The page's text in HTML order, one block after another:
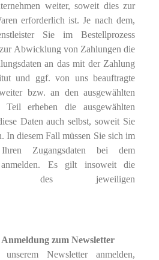
weiter, soweit dies zur
erforderlich ist. Je nach dem,
Sie im Bestellprozess
Abwicklung von Zahlungen die
an das mit der Zahlung
und ggf. von uns beauftragte
bzw. an den ausgewählten
Teil erheben die ausgewählten
Daten auch selbst, soweit Sie
In diesem Fall müssen Sie sich im
Zugangsdaten bei dem
anmelden. Es gilt insoweit die
des jeweiligen
zum Newsletter
Newsletter anmelden,